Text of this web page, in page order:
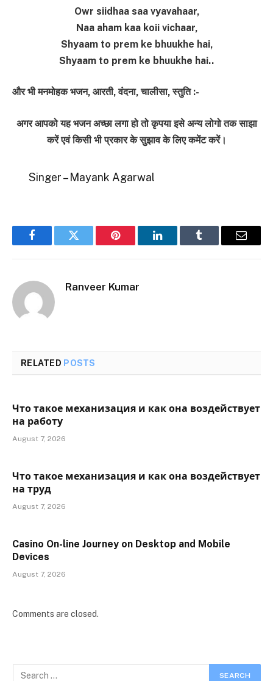
Owr siidhaa saa vyavahaar,
Naa aham kaa koii vichaar,
Shyaam to prem ke bhuukhe hai,
Shyaam to prem ke bhuukhe hai..
और भी मनमोहक भजन, आरती, वंदना, चालीसा, स्तुति :-
अगर आपको यह भजन अच्छा लगा हो तो कृपया इसे अन्य लोगो तक साझा
करें एवं किसी भी प्रकार के सुझाव के लिए कमेंट करें।
Singer – Mayank Agarwal
FacebookTwitter Pinterest LinkedInTumblr Email
Ranveer Kumar
RELATED POSTS
Что такое механизация и как она воздействует
на работу
August 7, 2026
Что такое механизация и как она воздействует
на труд
August 7, 2026
Casino On-line Journey on Desktop and Mobile
Devices
August 7, 2026
Comments are closed.